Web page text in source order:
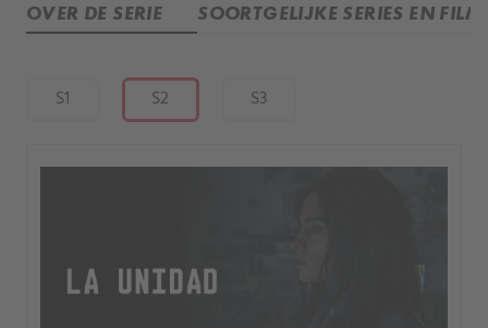
OVER DE SERIE SOORTGELIJKE SERIES EN
S1 S2 S3